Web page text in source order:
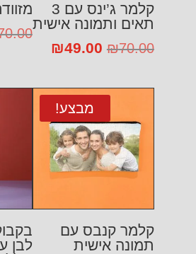
קלמר ג’ינס עם 3
תאים ותמונה אישית
₪70.00
המחיר
היה:
₪70.00.
₪49.00
הוא:
מבצע!
קלמר קנבס עם
תמונה אישית
לבן